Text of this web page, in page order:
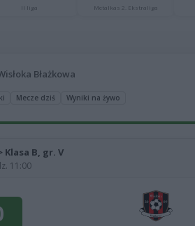
II liga Metalkas 2. Ekstraliga
Błażkowa
Mecze dziś Wyniki na żywo
Klasa B, gr. V
11:00